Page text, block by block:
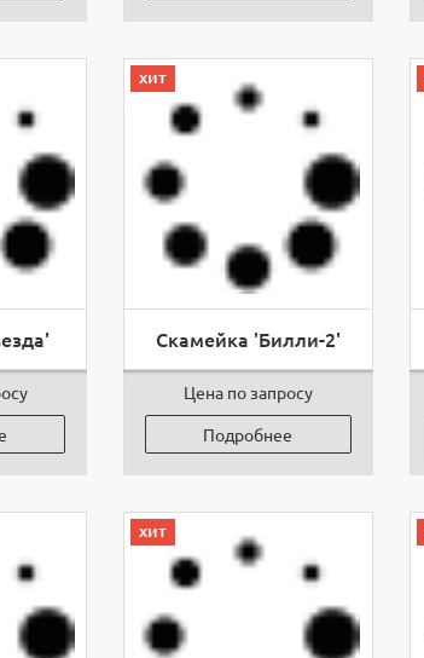
хит
Скамейка 'Билли-2'
Цена по запросу
Подробнее
хит